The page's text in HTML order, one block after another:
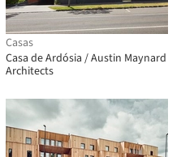
Casas
Casa de Ardósia / Austin Maynard
Architects